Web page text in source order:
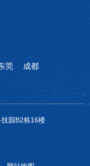
莞
成都
园B2栋16楼